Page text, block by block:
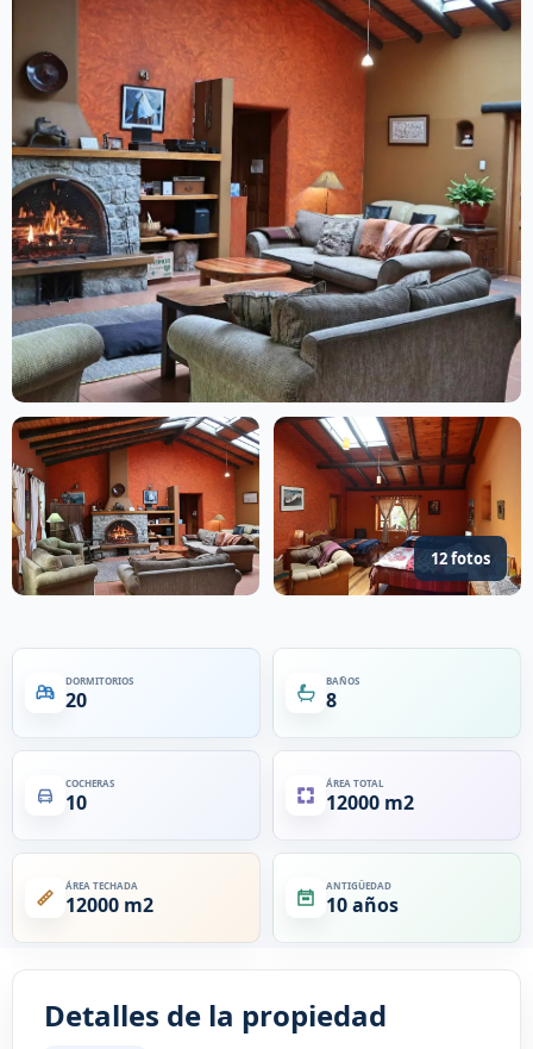
12 fotos
DORMITORIOS
20
BAÑOS
8
COCHERAS
10
ÁREA TOTAL
12000 m2
ÁREA TECHADA
12000 m2
ANTIGÜEDAD
10 años
Detalles de la propiedad